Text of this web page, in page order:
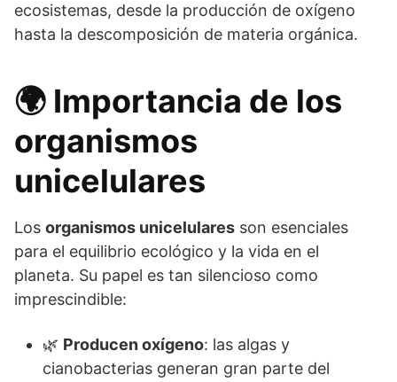
ecosistemas, desde la producción de oxígeno
hasta la descomposición de materia orgánica.
🌍 Importancia de los
organismos
unicelulares
Los organismos unicelulares son esenciales
para el equilibrio ecológico y la vida en el
planeta. Su papel es tan silencioso como
imprescindible:
🌿 Producen oxígeno: las algas y
cianobacterias generan gran parte del